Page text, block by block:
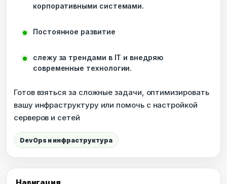
корпоративными системами.
Постоянное развитие
слежу за трендами в IT и внедряю
современные технологии.
Готов взяться за сложные задачи, оптимизировать
вашу инфраструктуру или помочь с настройкой
серверов и сетей
DevOps и инфраструктура